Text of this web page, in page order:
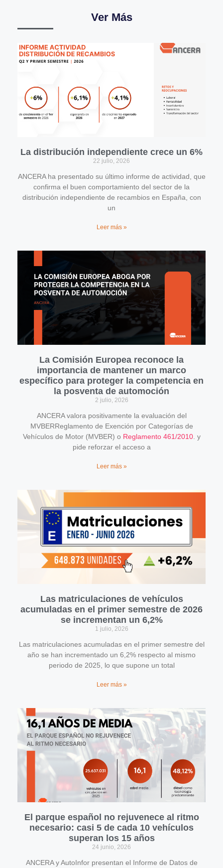
Ver Más
La distribución independiente crece un 6%
22 julio, 2026
ANCERA ha presentado su último informe de actividad, que
confirma el buen comportamiento del sector de la
distribución independiente de recambios en España, con
un
Leer más »
La Comisión Europea reconoce la
importancia de mantener un marco
específico para proteger la competencia en
la posventa de automoción
2 julio, 2026
ANCERA valora positivamente la evaluación del
MVBERReglamento de Exención por Categorías de
Vehículos de Motor (MVBER) o Reglamento 461/2010. y
pide reforzar el acceso a
Leer más »
Las matriculaciones de vehículos
acumuladas en el primer semestre de 2026
se incrementan un 6,2%
1 julio, 2026
Las matriculaciones acumuladas en el primer semestre del
año se han incrementado un 6,2% respecto al mismo
periodo de 2025, lo que supone un total
Leer más »
El parque español no rejuvenece al ritmo
necesario: casi 5 de cada 10 vehículos
superan los 15 años
24 junio, 2026
ANCERA y AutoInfor presentan el Informe de Datos de